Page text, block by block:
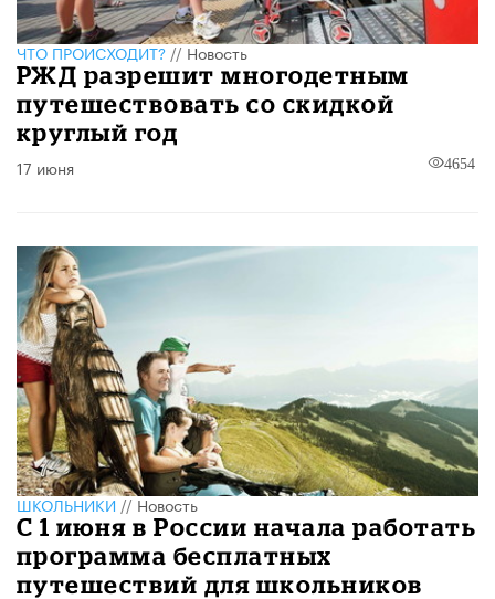
ЧТО ПРОИСХОДИТ?//Новость
РЖД разрешит многодетным
путешествовать со скидкой
круглый год
17 июня 4654
ШКОЛЬНИКИ//Новость
С 1 июня в России начала работать
программа бесплатных
путешествий для школьников